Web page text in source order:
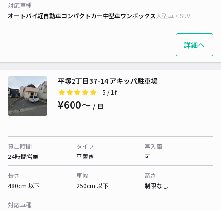
対応車種
オートバイ軽自動車コンパクトカー中型車ワンボックス大型車・SUV
詳細へ
平塚2丁目37-14 アキッパ駐車場
5 / 1件
¥600〜 / 日
貸出時間
24時間営業
タイプ
平置き
再入庫
可
長さ
480cm 以下
車幅
250cm 以下
高さ
制限なし
対応車種